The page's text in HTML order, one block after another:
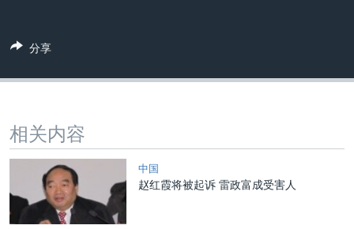
重要讲话与声明
台海两岸关系
关注西藏
关注新疆
GEN Z 看美国
其他语言网站
分享
相关内容
中国
赵红霞将被起诉 雷政富成受害人